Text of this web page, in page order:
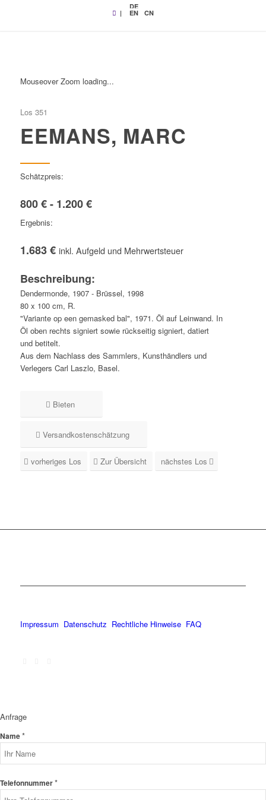
|
DE
EN CN
Mouseover Zoom loading...
Los 351
EEMANS, MARC
Schätzpreis:
800 € - 1.200 €
Ergebnis:
1.683 € inkl. Aufgeld und Mehrwertsteuer
Beschreibung:
Dendermonde, 1907 - Brüssel, 1998
80 x 100 cm, R.
"Variante op een gemasked bal", 1971. Öl auf Leinwand. In
Öl oben rechts signiert sowie rückseitig signiert, datiert
und betitelt.
Aus dem Nachlass des Sammlers, Kunsthändlers und
Verlegers Carl Laszlo, Basel.
Bieten
Versandkostenschätzung
vorheriges Los Zur Übersicht nächstes Los
Impressum Datenschutz Rechtliche Hinweise FAQ
Anfrage
Name*
Telefonnummer*